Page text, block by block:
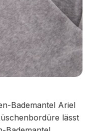
Bademantel Ariel
lässt